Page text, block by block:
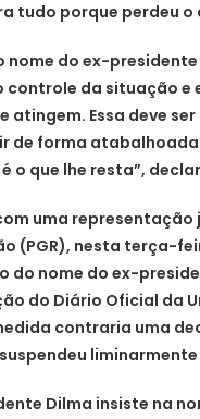
tudo porque perdeu o
nome do ex-
controle da situação e
atingem. Essa deve
de forma
o que lhe resta”,
uma representação
(PGR), nesta terça-
do nome do ex-
do Diário Oficial da
contraria uma
Dilma insiste na